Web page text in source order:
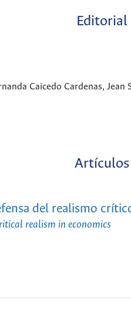
Editorial
Caicedo Cardenas,
Artículos
del realismo
realism in economics